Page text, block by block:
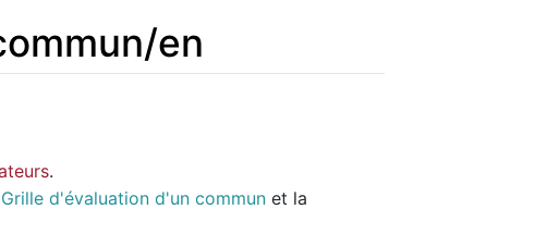
en
.
Grille d'évaluation d'un communet la